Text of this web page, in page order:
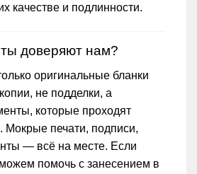
качестве и подлинности.
доверяют нам?
оригинальные бланки
не подделки, а
которые проходят
Мокрые печати, подписи,
— всё на месте. Если
помочь с занесением в